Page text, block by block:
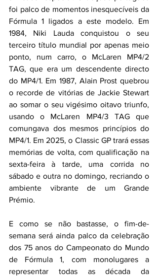
foi palco de momentos inesquecíveis da
Fórmula 1 ligados a este modelo. Em
1984, Niki Lauda conquistou o seu
terceiro título mundial por apenas meio
ponto, num carro, o McLaren MP4/2
TAG, que era um descendente directo
do MP4/1. Em 1987, Alain Prost quebrou
o recorde de vitórias de Jackie Stewart
ao somar o seu vigésimo oitavo triunfo,
usando o McLaren MP4/3 TAG que
comungava dos mesmos princípios do
MP4/1. Em 2025, o Classic GP trará essas
memórias de volta, com qualificação na
sexta-feira à tarde, uma corrida no
sábado e outra no domingo, recriando o
ambiente vibrante de um Grande
Prémio.
E como se não bastasse, o fim-de-
semana será ainda palco da celebração
dos 75 anos do Campeonato do Mundo
de Fórmula 1, com monolugares a
representar todas as década da